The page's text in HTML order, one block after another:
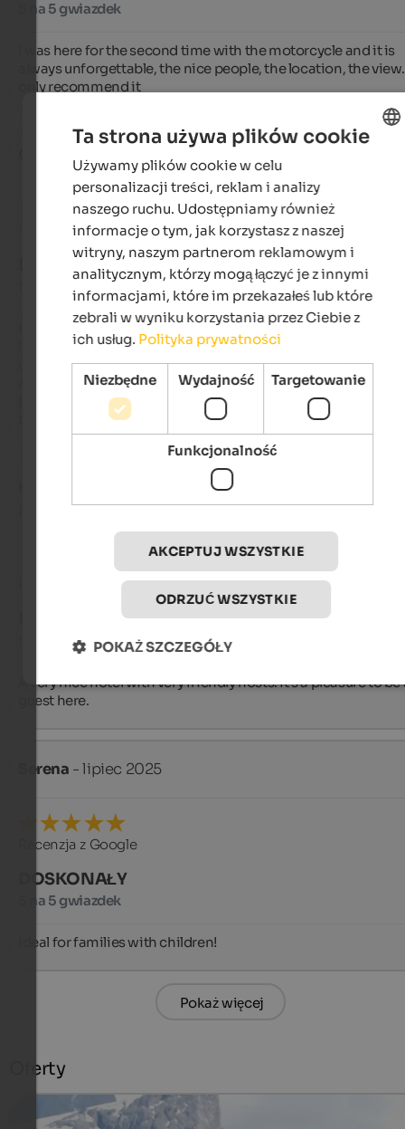
5 na 5 gwiazdek
I was here for the second time with the motorcycle and it is
always unforgettable, the nice people, the location, the
only recommend it
- sierpień 2025
Recenzja z Google
DOSKONAŁY
5 na 5 gwiazdek
Fantastic place, wonderful owners, bravo—this is how a
like this should be run. It's biker-friendly, has excellent
underground parking, delicious food in huge quantities,
and spacious rooms, and has a swimming pool, saunas, and
jacuzzi. I'll be back as soon as I have the chance, and I
this place, the staff, and the owners to everyone.
podróżował jako rodzina z małymi dziećmi
Recenzja z Google
DOSKONAŁY
5 na 5 gwiazdek
A very nice hotel with very friendly hosts. It's a pleasure to be
guest here.
Serena - lipiec 2025
Recenzja z Google
DOSKONAŁY
5 na 5 gwiazdek
Ideal for families with children!
Pokaż więcej
Oferty
Ta strona używa plików cookie
Używamy plików cookie w celu
personalizacji treści, reklam i analizy
naszego ruchu. Udostępniamy również
informacje o tym, jak korzystasz z naszej
witryny, naszym partnerom reklamowym i
analitycznym, którzy mogą łączyć je z innymi
informacjami, które im przekazałeś lub które
zebrali w wyniku korzystania przez Ciebie z
ich usług. Polityka prywatności
Niezbędne Wydajność Targetowanie
Funkcjonalność
AKCEPTUJ WSZYSTKIE
ODRZUĆ WSZYSTKIE
POKAŻ SZCZEGÓŁY